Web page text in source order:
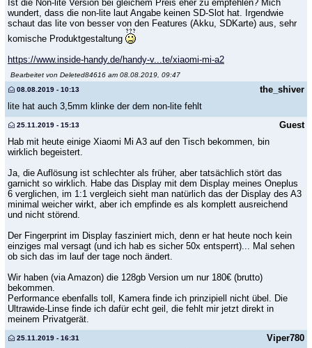
Ist die Non-lite Version bei gleichem Preis eher zu empfehlen? Mich
wundert, dass die non-lite laut Angabe keinen SD-Slot hat. Irgendwie
schaut das lite von besser von den Features (Akku, SDKarte) aus, sehr
komische Produktgestaltung
https://www.inside-handy.de/handy-v...te/xiaomi-mi-a2
Bearbeitet von Deleted84616 am 08.08.2019, 09:47
the_shiver
08.08.2019 - 10:13
lite hat auch 3,5mm klinke der dem non-lite fehlt
Guest
25.11.2019 - 15:13
Hab mit heute einige Xiaomi Mi A3 auf den Tisch bekommen, bin
wirklich begeistert.
Ja, die Auflösung ist schlechter als früher, aber tatsächlich stört das
garnicht so wirklich. Habe das Display mit dem Display meines Oneplus
6 verglichen, im 1:1 vergleich sieht man natürlich das der Display des A3
minimal weicher wirkt, aber ich empfinde es als komplett ausreichend
und nicht störend.
Der Fingerprint im Display fasziniert mich, denn er hat heute noch kein
einziges mal versagt (und ich hab es sicher 50x entsperrt)... Mal sehen
ob sich das im lauf der tage noch ändert.
Wir haben (via Amazon) die 128gb Version um nur 180€ (brutto)
bekommen.
Performance ebenfalls toll, Kamera finde ich prinzipiell nicht übel. Die
Ultrawide-Linse finde ich dafür echt geil, die fehlt mir jetzt direkt in
meinem Privatgerät.
Viper780
25.11.2019 - 16:31